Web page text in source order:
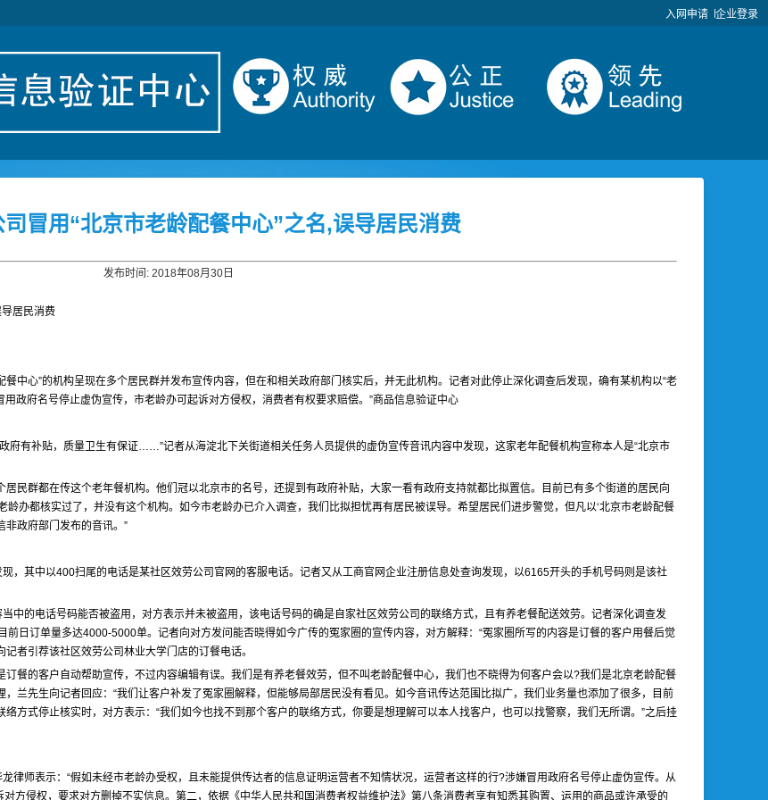
入网申请 企业登录
冒用“北京市老龄配餐中心”之名,误导居民消费
发布时间: 2018年08月30日
居民消费
中心”的机构呈现在多个居民群并发布宣传内容，但在和相关政府部门核实后，并无此机构。记者对此停止深化调查后发现，确有某机构以“老
政府名号停止虚伪宣传，市老龄办可起诉对方侵权，消费者有权要求赔偿。”商品信息验证中心
府有补贴，质量卫生有保证……”记者从海淀北下关街道相关任务人员提供的虚伪宣传音讯内容中发现，这家老年配餐机构宣称本人是“北京市
民群都在传这个老年餐机构。他们冠以北京市的名号，还提到有政府补贴，大家一看有政府支持就都比拟置信。目前已有多个街道的居民向
龄办都核实过了，并没有这个机构。如今市老龄办已介入调查，我们比拟担忧再有居民被误导。希望居民们进步警觉，但凡以‘北京市老龄配餐
非政府部门发布的音讯。”
，其中以400扫尾的电话是某社区效劳公司官网的客服电话。记者又从工商官网企业注册信息处查询发现，以6165开头的手机号码则是该社
中的电话号码能否被盗用，对方表示并未被盗用，该电话号码的确是自家社区效劳公司的联络方式，且有养老餐配送效劳。记者深化调查发
日订单量多达4000-5000单。记者向对方发问能否晓得如今广传的冤家圈的宣传内容，对方解释：“冤家圈所写的内容是订餐的客户用餐后觉
者引荐该社区效劳公司林业大学门店的订餐电话。
餐的客户自动帮助宣传，不过内容编辑有误。我们是有养老餐效劳，但不叫老龄配餐中心，我们也不晓得为何客户会以?我们是北京老龄配餐
兰先生向记者回应：“我们让客户补发了冤家圈解释，但能够局部居民没有看见。如今音讯传达范围比拟广，我们业务量也添加了很多，目前
方式停止核实时，对方表示：“我们如今也找不到那个客户的联络方式，你要是想理解可以本人找客户，也可以找警察，我们无所谓。”之后挂
律师表示：“假如未经市老龄办受权，且未能提供传达者的信息证明运营者不知情状况，运营者这样的行?涉嫌冒用政府名号停止虚伪宣传。从
方侵权，要求对方删掉不实信息。第二，依据《中华人民共和国消费者权益维护法》第八条消费者享有知悉其购置、运用的商品或许承受的